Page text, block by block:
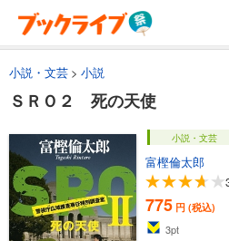
小説・文芸 小説
ＳＲＯ２ 死の天使
小説・文芸
富樫倫太郎
775 円 (税込)
3pt